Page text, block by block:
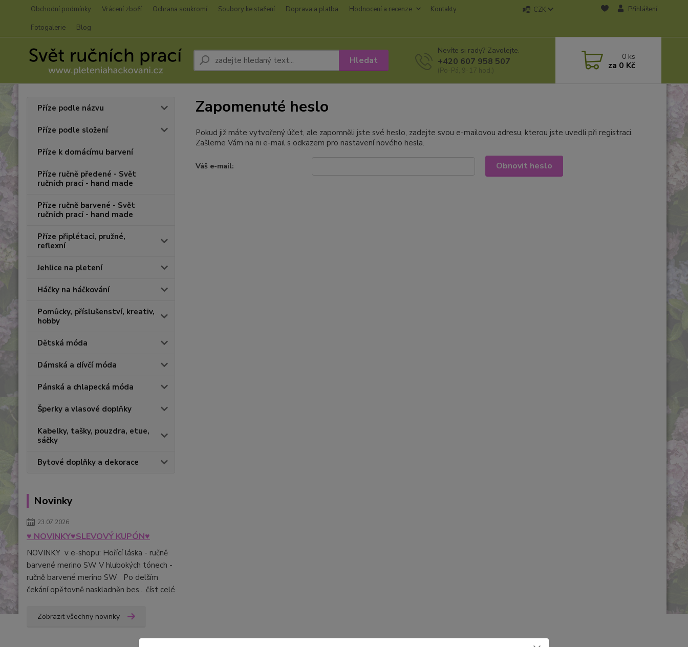
Obchodní podmínky Vrácení zboží Ochrana soukromí Soubory ke stažení Doprava a platba Hodnocení a recenze
Kontakty
Fotogalerie
Blog
CZK Přihlášení
Hledat
Nevíte si rady? Zavolejte.
+420 607 958 507
(Po-Pá, 9-17 hod.)
0 ks
za 0 Kč
Příze podle názvu
Příze podle složení
Příze k domácímu barvení
Příze ručně předené - Svět
ručních prací - hand made
Příze ručně barvené - Svět
ručních prací - hand made
Příze připlétací, pružné,
reflexní
Jehlice na pletení
Háčky na háčkování
Pomůcky, příslušenství, kreativ,
hobby
Dětská móda
Dámská a dívčí móda
Pánská a chlapecká móda
Šperky a vlasové doplňky
Kabelky, tašky, pouzdra, etue,
sáčky
Bytové doplňky a dekorace
Novinky
23.07.2026
♥ NOVINKY♥SLEVOVÝ KUPÓN♥
NOVINKY v e-shopu: Hořící láska - ručně
barvené merino SW V hlubokých tónech -
ručně barvené merino SW Po delším
čekání opětovně naskladněn bes... číst celé
Zobrazit všechny novinky
Zapomenuté heslo
Pokud již máte vytvořený účet, ale zapomněli jste své heslo, zadejte svou e-mailovou adresu, kterou jste uvedli při registraci.
Zašleme Vám na ni e-mail s odkazem pro nastavení nového hesla.
Váš e-mail: Obnovit heslo